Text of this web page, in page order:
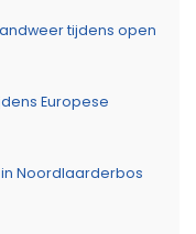
tijdens open
Europese
Noordlaarderbos